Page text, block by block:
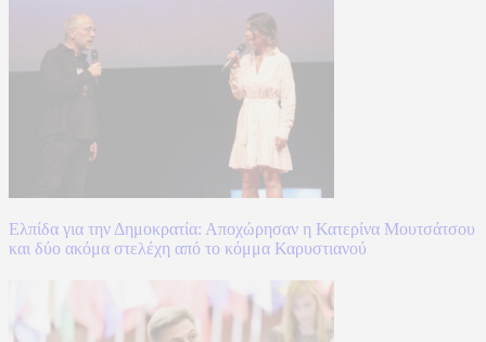
Ελπίδα για την Δημοκρατία: Αποχώρησαν η Κατερίνα Μουτσάτσου
και δύο ακόμα στελέχη από το κόμμα Καρυστιανού